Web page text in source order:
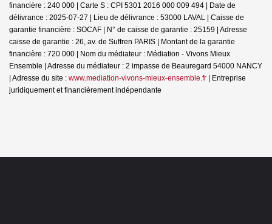
financière : 240 000 | Carte S : CPI 5301 2016 000 009 494 | Date de
délivrance : 2025-07-27 | Lieu de délivrance : 53000 LAVAL | Caisse de
garantie financière : SOCAF | N° de caisse de garantie : 25159 | Adresse
caisse de garantie : 26, av. de Suffren PARIS | Montant de la garantie
financière : 720 000 | Nom du médiateur : Médiation - Vivons Mieux
Ensemble | Adresse du médiateur : 2 impasse de Beauregard 54000 NANCY
| Adresse du site : www.mediation-vivons-mieux-ensemble.fr | Entreprise
juridiquement et financièrement indépendante